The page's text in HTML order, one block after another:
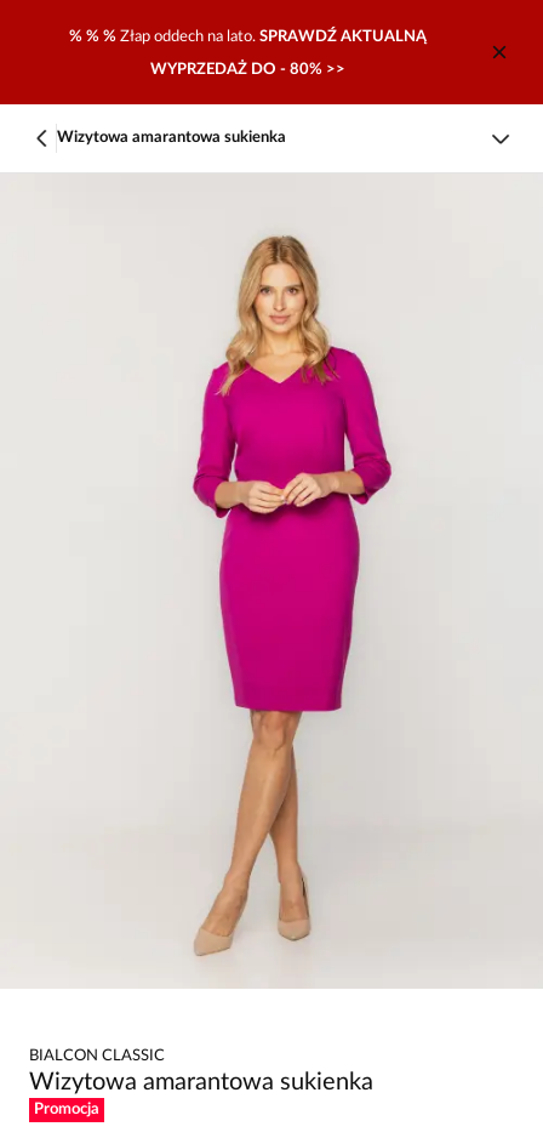
% % % Złap oddech na lato. SPRAWDŹ AKTUALNĄ
WYPRZEDAŻ DO - 80% >>
Wizytowa amarantowa sukienka
BIALCON CLASSIC
Wizytowa amarantowa sukienka
Promocja